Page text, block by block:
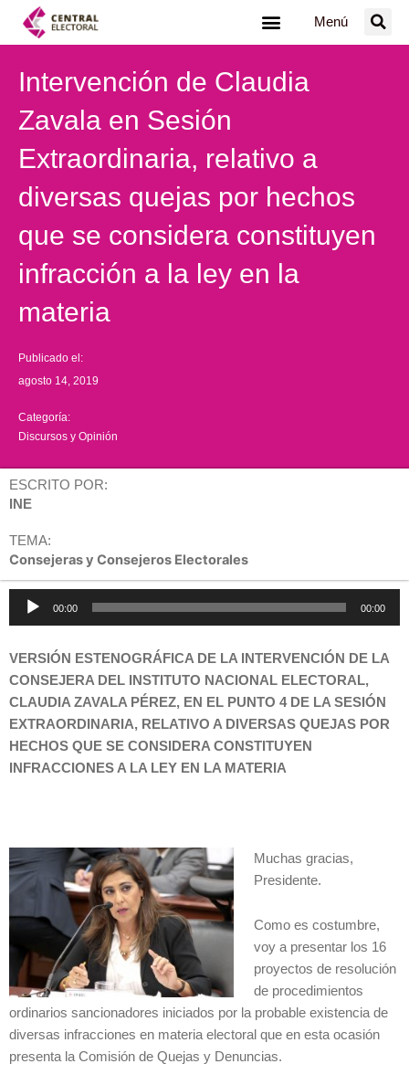
Menú
Intervención de Claudia
Zavala en Sesión
Extraordinaria, relativo a
diversas quejas por hechos
que se considera constituyen
infracción a la ley en la
materia
Publicado el:
agosto 14, 2019
Categoría:
Discursos y Opinión
ESCRITO POR:
INE
TEMA:
Consejeras y Consejeros Electorales
Reproductor
00:00 00:00
VERSIÓN ESTENOGRÁFICA DE LA INTERVENCIÓN DE LA
CONSEJERA DEL INSTITUTO NACIONAL ELECTORAL,
CLAUDIA ZAVALA PÉREZ, EN EL PUNTO 4 DE LA SESIÓN
EXTRAORDINARIA, RELATIVO A DIVERSAS QUEJAS POR
HECHOS QUE SE CONSIDERA CONSTITUYEN
INFRACCIONES A LA LEY EN LA MATERIA
Muchas gracias,
Presidente.
Como es costumbre,
voy a presentar los 16
proyectos de resolución
de procedimientos
ordinarios sancionadores iniciados por la probable existencia de
diversas infracciones en materia electoral que en esta ocasión
presenta la Comisión de Quejas y Denuncias.